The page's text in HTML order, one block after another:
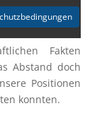
anschlie­
Fakten
Abstand doch
Positio­nen
konnten.